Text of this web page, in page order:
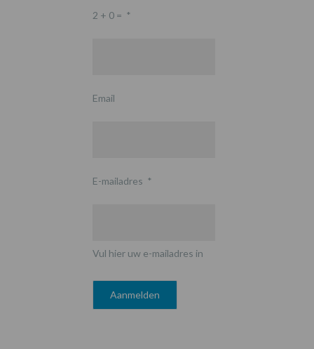
2 + 0 = *
Email
E-mailadres *
Vul hier uw e-mailadres in